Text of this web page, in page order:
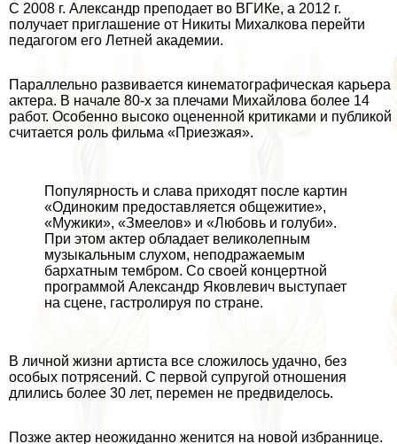
С 2008 г. Александр преподает во ВГИКе, а 2012 г.
получает приглашение от Никиты Михалкова перейти
педагогом его Летней академии.
Параллельно развивается кинематографическая карьера
актера. В начале 80-х за плечами Михайлова более 14
работ. Особенно высоко оцененной критиками и публикой
считается роль фильма «Приезжая».
Популярность и слава приходят после картин
«Одиноким предоставляется общежитие»,
«Мужики», «Змеелов» и «Любовь и гoлyби».
При этом актер обладает великолепным
музыкальным слухом, неподражаемым
бархатным тембром. Со своей концертной
программой Александр Яковлевич выступает
на сцене, гастролируя по стране.
В личной жизни артиста все сложилось удачно, без
особых потрясений. С первой супругой отношения
длились более 30 лет, перемен не предвиделось.
Позже актер неожиданно женится на новой избраннице.